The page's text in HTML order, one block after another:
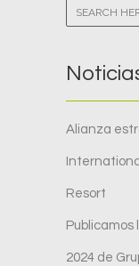
Alianza
Resort
Publicamos
2024 de